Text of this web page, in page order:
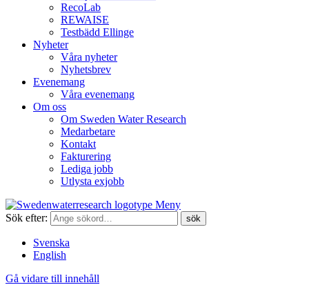
RecoLab
REWAISE
Testbädd Ellinge
Nyheter
Våra nyheter
Nyhetsbrev
Evenemang
Våra evenemang
Om oss
Om Sweden Water Research
Medarbetare
Kontakt
Fakturering
Lediga jobb
Utlysta exjobb
Meny
Sök efter:
Svenska
English
Gå vidare till innehåll